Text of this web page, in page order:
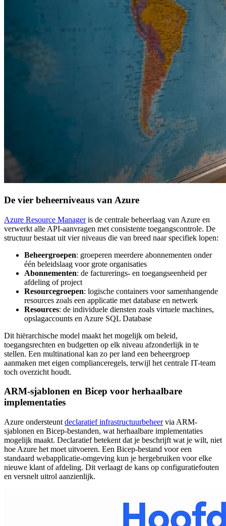
De vier beheerniveaus van Azure
Azure Resource Manageris de centrale beheerlaag van Azure en
verwerkt alle API-aanvragen met consistente toegangscontrole. De
structuur bestaat uit vier niveaus die van breed naar specifiek lopen:
Beheergroepen: groeperen meerdere abonnementen onder
één beleidslaag voor grote organisaties
Abonnementen: de facturerings- en toegangseenheid per
afdeling of project
Resourcegroepen: logische containers voor samenhangende
resources zoals een applicatie met database en netwerk
Resources: de individuele diensten zoals virtuele machines,
opslagaccounts en Azure SQL Database
Dit hiërarchische model maakt het mogelijk om beleid,
toegangsrechten en budgetten op elk niveau afzonderlijk in te
stellen. Een multinational kan zo per land een beheergroep
aanmaken met eigen complianceregels, terwijl het centrale IT-team
toch overzicht houdt.
ARM-sjablonen en Bicep voor herhaalbare
implementaties
Azure ondersteunt declaratief infrastructuurbeheervia ARM-
sjablonen en Bicep-bestanden, wat herhaalbare implementaties
mogelijk maakt. Declaratief betekent dat je beschrijft wat je wilt, niet
hoe Azure het moet uitvoeren. Een Bicep-bestand voor een
standaard webapplicatie-omgeving kun je hergebruiken voor elke
nieuwe klant of afdeling. Dit verlaagt de kans op configuratiefouten
en versnelt uitrol aanzienlijk.